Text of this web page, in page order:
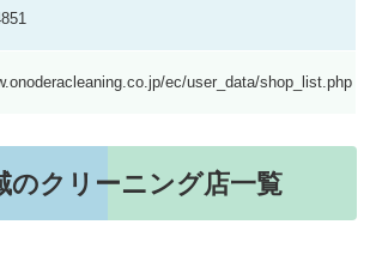
ec/user_data/shop_list.php
のクリーニング店一覧